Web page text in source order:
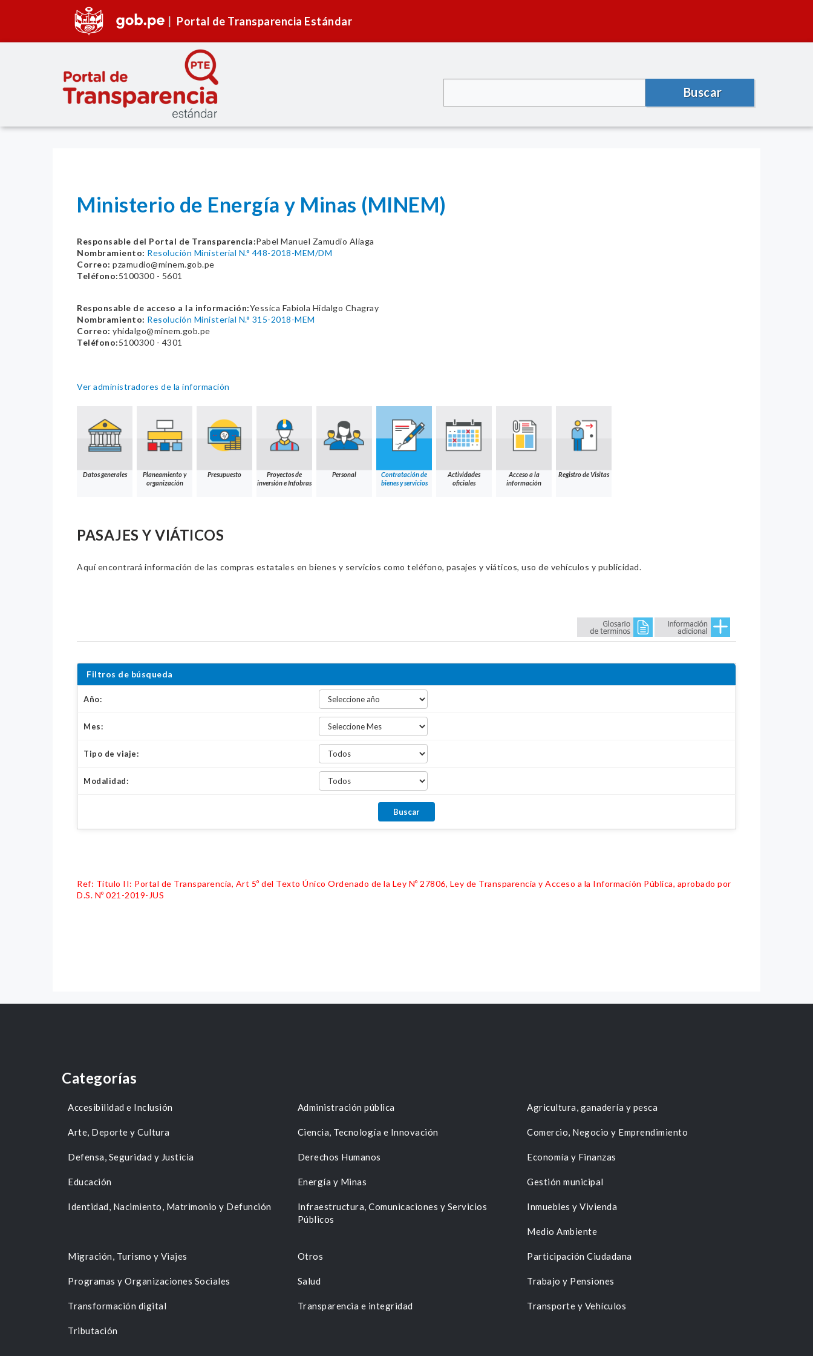
Portal de Transparencia Estándar
Buscar
Ministerio de Energía y Minas (MINEM)
Responsable del Portal de Transparencia:Pabel Manuel Zamudio Aliaga
Nombramiento: Resolución Ministerial N.° 448-2018-MEM/DM
Correo: pzamudio@minem.gob.pe
Teléfono:5100300 - 5601
Responsable de acceso a la información:Yessica Fabiola Hidalgo Chagray
Nombramiento: Resolución Ministerial N.° 315-2018-MEM
Correo: yhidalgo@minem.gob.pe
Teléfono:5100300 - 4301
Ver administradores de la información
Datos generales
Planeamiento y
organización
Presupuesto
Proyectos de
inversión e Infobras
Personal
Contratación de
bienes y servicios
Actividades
oficiales
Acceso a la
información
Registro de Visitas
PASAJES Y VIÁTICOS
Aquí encontrará información de las compras estatales en bienes y servicios como teléfono, pasajes y viáticos, uso de vehículos y publicidad.
Filtros de búsqueda
Año:
Mes:
Tipo de viaje:
Modalidad:
Ref: Título II: Portal de Transparencia, Art 5º del Texto Único Ordenado de la Ley Nº 27806, Ley de Transparencia y Acceso a la Información Pública, aprobado por
D.S. Nº 021-2019-JUS
Categorías
Accesibilidad e Inclusión Administración pública Agricultura, ganadería y pesca
Arte, Deporte y Cultura Ciencia, Tecnología e Innovación Comercio, Negocio y Emprendimiento
Defensa, Seguridad y Justicia Derechos Humanos Economía y Finanzas
Educación Energía y Minas Gestión municipal
Identidad, Nacimiento, Matrimonio y Defunción
Infraestructura, Comunicaciones y Servicios
Públicos
Inmuebles y Vivienda
Medio Ambiente
Migración, Turismo y Viajes Otros Participación Ciudadana
Programas y Organizaciones Sociales Salud Trabajo y Pensiones
Transformación digital Transparencia e integridad Transporte y Vehículos
Tributación